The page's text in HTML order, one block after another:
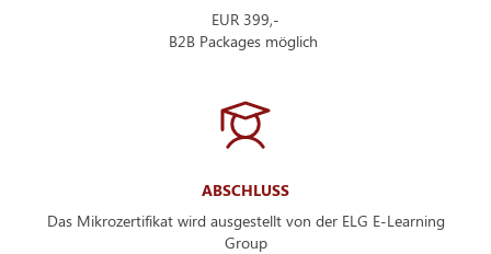
EUR 399,-
B2B Packages möglich
ABSCHLUSS
Das Mikrozertifikat wird ausgestellt von der ELG E-Learning
Group